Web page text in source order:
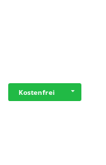
Kostenfrei